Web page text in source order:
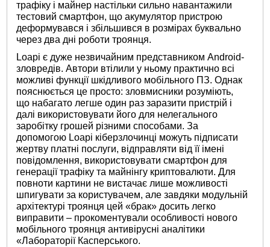
трафіку і майнер настільки сильно навантажили
тестовий смартфон, що акумулятор пристрою
деформувався і збільшився в розмірах буквально
через два дні роботи троянця.
Loapi є дуже незвичайним представником Android-
зловредів. Автори втілили у ньому практично всі
можливі функції шкідливого мобільного ПЗ. Однак
пояснюється це просто: зловмисники розуміють,
що набагато легше один раз заразити пристрій і
далі використовувати його для нелегального
заробітку грошей різними способами. За
допомогою Loapi кіберзлочинці можуть підписати
жертву платні послуги, відправляти від її імені
повідомлення, використовувати смартфон для
генерації трафіку та майнінгу криптовалюти. Для
повноти картини не вистачає лише можливості
шпигувати за користувачем, але завдяки модульній
архітектурі троянця цей «брак» досить легко
виправити – прокоментували особливості нового
мобільного троянця антивірусні аналітики
«Лабораторії Касперського.